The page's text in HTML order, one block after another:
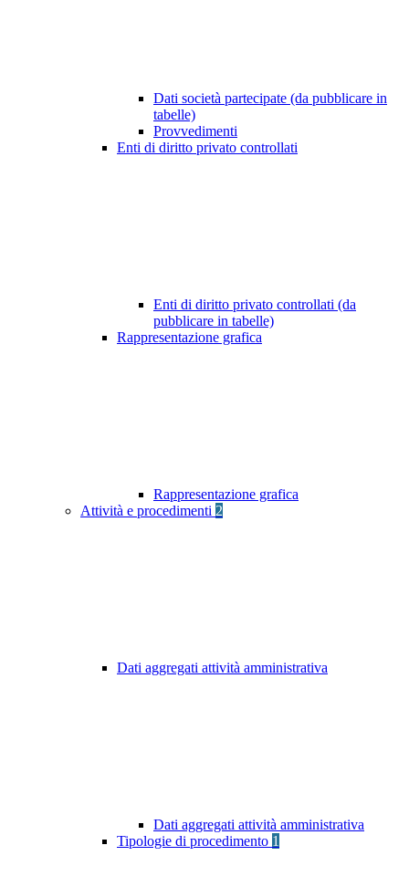
Dati società partecipate (da pubblicare in
tabelle)
Provvedimenti
Enti di diritto privato controllati
Enti di diritto privato controllati (da
pubblicare in tabelle)
Rappresentazione grafica
Rappresentazione grafica
Attività e procedimenti 2
Dati aggregati attività amministrativa
Dati aggregati attività amministrativa
Tipologie di procedimento 1